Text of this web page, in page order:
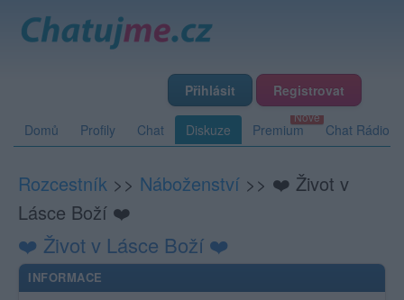
Přihlásit Registrovat
Domů Profily Chat Diskuze Premium Chat Rádio
Rozcestník >> Náboženství >> ❤️ Život v
Lásce Boží ❤️
❤️ Život v Lásce Boží ❤️
INFORMACE